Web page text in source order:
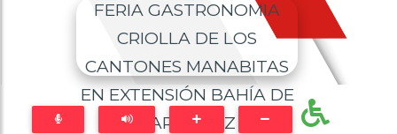
FERIA GASTRONOMIA
CRIOLLA DE LOS
CANTONES MANABITAS
EN EXTENSIÓN BAHÍA DE
CARÁQUEZ